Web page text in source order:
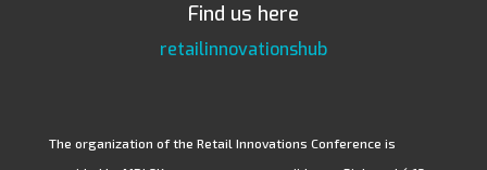
Find us here
retailinnovationshub
The organization of the Retail Innovations Conference is